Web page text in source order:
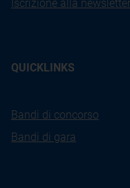
Iscrizione alla newsletter
QUICKLINKS
Bandi di concorso
Bandi di gara